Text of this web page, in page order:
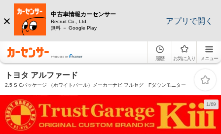
中古車情報カーセンサー
Recruit Co., Ltd.
無料 － Google Play
アプリで開く
履歴 お気に入り メニュー
トヨタ アルファード
2.5 S Cパッケージ （ホワイトパール）メーカーナビ フルセグ Fダウンモニター
1/69